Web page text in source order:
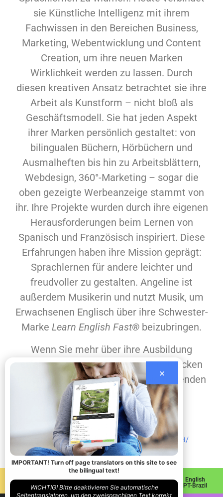
IMPORTANT! Turn off page translators on this site to see
the bilingual text!
WICHTIG! Bitte deaktivieren Sie automatische
Seitentranslatoren, um den zweisprachigen Text korrekt
×
sie Künstliche Intelligenz mit ihrem
Fachwissen in den Bereichen Business,
Marketing, Webentwicklung und Content
Creation, um ihre neuen Marken
Wirklichkeit werden zu lassen. Durch
diesen kreativen Ansatz betrachtet sie ihre
Arbeit als Kunstform – nicht bloß als
Geschäftsmodell. Sie hat jeden Aspekt
ihrer Marken persönlich gestaltet: von
bilingualen Büchern, Hörbüchern und
Ausmalheften bis hin zu Arbeitsblättern,
Webdesign, 360°-Marketing – sogar die
oben gezeigte Werbeanzeige stammt von
ihr. Ihre Projekte wurden durch ihre eigenen
Herausforderungen beim Lernen von
Spanisch und Französisch inspiriert. Diese
Erfahrungen haben ihre Mission geprägt:
Sprachlernen für andere leichter und
freudvoller zu gestalten. Angeline ist
außerdem Musikerin und nutzt Musik, um
Erwachsenen Englisch über ihre Schwester-
Marke Learn English Fast® beizubringen.
Wenn Sie mehr über ihre Ausbildung
erfahren oder andere Projekte entdecken
möchten, besuchen Sie bitte die folgenden
Links:
https://learnenglishfast.com/
https://www.linkedin.com/in/angeline-pompei/
English
Spanish
English
French
English
Italian
English
PT-Brazil